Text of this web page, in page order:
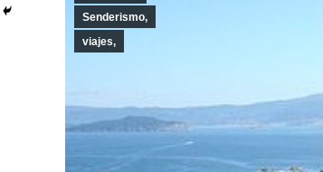
Senderismo,
viajes,